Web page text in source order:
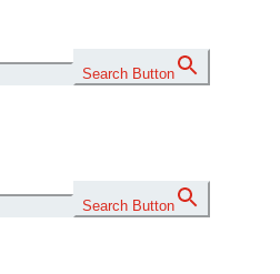
Search Button
Search Button